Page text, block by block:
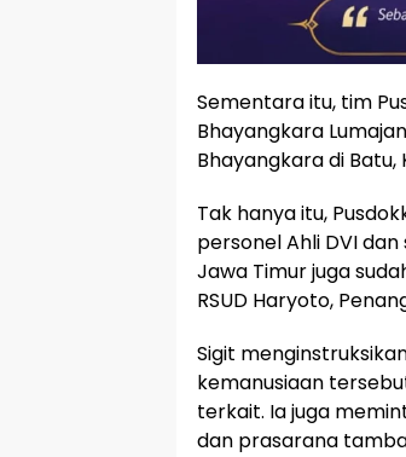
Sementara itu, tim
Bhayangkara
Bhayangkara di
Tak hanya itu,
personel Ahli DVI
Jawa Timur juga
RSUD Haryoto,
Sigit
kemanusiaan
terkait. Ia juga
dan prasarana